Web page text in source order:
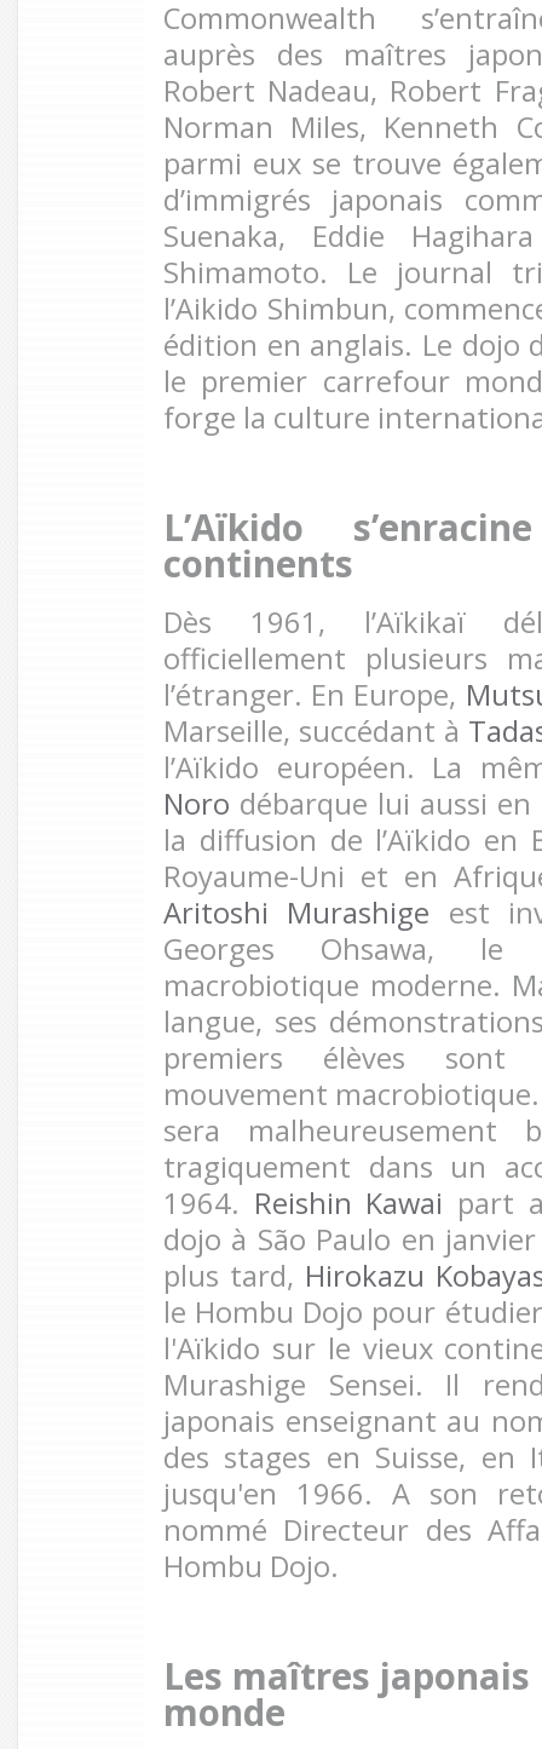
Commonwealth
auprès des maîtres
Robert Nadeau, Robert
Norman Miles, Kenneth
parmi eux se trouve
d’immigrés japonais
Suenaka, Eddie
Shimamoto. Le journal
l’Aikido Shimbun,
édition en anglais. Le dojo
le premier carrefour
forge la culture
L’Aïkido
continents
Dès 1961, l’Aïkikaï
officiellement plusieurs
l’étranger. En Europe,
Marseille, succédant à
l’Aïkido européen. La
Noro débarque lui aussi
la diffusion de l’Aïkido en
Royaume-Uni et en
Aritoshi Murashige est
Georges Ohsawa,
macrobiotique moderne.
langue, ses
premiers élèves
mouvement
sera malheureusement
tragiquement dans un
1964. Reishin Kawai part
dojo à São Paulo en
plus tard, Hirokazu
le Hombu Dojo pour
l'Aïkido sur le vieux
Murashige Sensei. Il
japonais enseignant au
des stages en Suisse, en
jusqu'en 1966. A son
nommé Directeur des
Hombu Dojo.
Les maîtres
monde